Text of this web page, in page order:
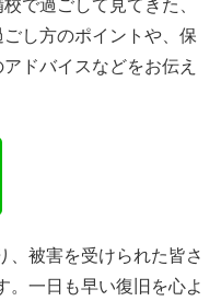
で過ごして見てきた、
し方のポイントや、保
ドバイスなどをお伝え
、被害を受けられた皆さ
。一日も早い復旧を心よ